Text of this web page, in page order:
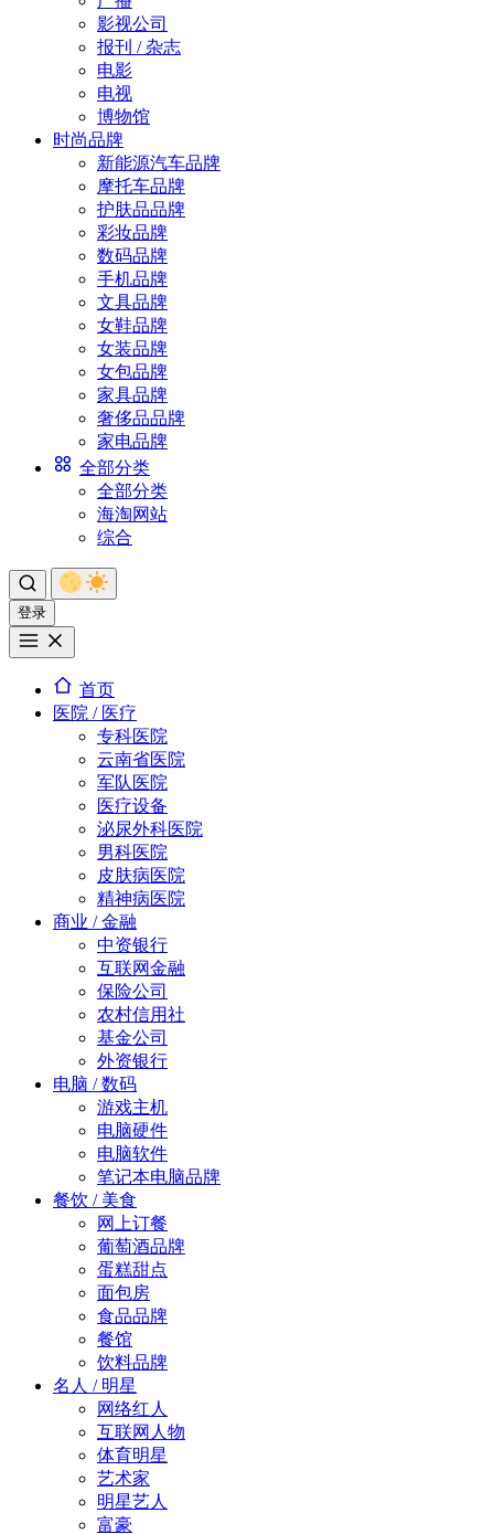
影视公司
报刊 / 杂志
电影
电视
博物馆
时尚品牌
新能源汽车品牌
摩托车品牌
护肤品品牌
彩妆品牌
数码品牌
手机品牌
文具品牌
女鞋品牌
女装品牌
女包品牌
家具品牌
奢侈品品牌
家电品牌
全部分类
全部分类
海淘网站
综合
登录
首页
医院 / 医疗
专科医院
云南省医院
军队医院
医疗设备
泌尿外科医院
男科医院
皮肤病医院
精神病医院
商业 / 金融
中资银行
互联网金融
保险公司
农村信用社
基金公司
外资银行
电脑 / 数码
游戏主机
电脑硬件
电脑软件
笔记本电脑品牌
餐饮 / 美食
网上订餐
葡萄酒品牌
蛋糕甜点
面包房
食品品牌
餐馆
饮料品牌
名人 / 明星
网络红人
互联网人物
体育明星
艺术家
明星艺人
富豪